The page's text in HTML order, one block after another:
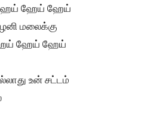
ஹேய் ஹேய்
மலைக்கு
ஹேய் ஹேய்
உன் சட்டம்